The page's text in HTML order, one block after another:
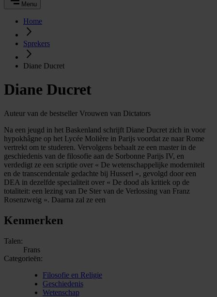
Menu
Home
Sprekers
Diane Ducret
Diane Ducret
Auteur van de bestseller Vrouwen van Dictators
Na een jeugd in het Baskenland schrijft Diane Ducret zich in voor
hypokhâgne op het Lycée Molière in Parijs voordat ze naar Rome
vertrekt om te studeren. Vervolgens behaalt ze een master in de
geschiedenis van de filosofie aan de Sorbonne Parijs IV, en
verdedigt ze een scriptie over « De wetenschappelijke moderniteit
en de transcendentale gedachte bij Husserl », gevolgd door een
DEA in dezelfde specialiteit over « De dood als kritiek op de
totaliteit: een lezing van De Ster van de Verlossing van Franz
Rosenzweig ». Daarna zal ze een
Kenmerken
Talen:
Frans
Categorieën:
Filosofie en Religie
Geschiedenis
Wetenschap